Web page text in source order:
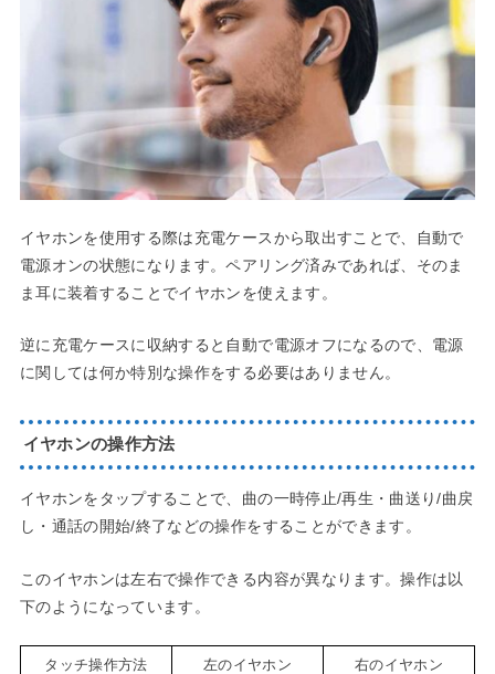
イヤホンを使用する際は充電ケースから取出すことで、自動で
電源オンの状態になります。ペアリング済みであれば、そのま
ま耳に装着することでイヤホンを使えます。
逆に充電ケースに収納すると自動で電源オフになるので、電源
に関しては何か特別な操作をする必要はありません。
イヤホンの操作方法
イヤホンをタップすることで、曲の一時停止/再生・曲送り/曲戻
し・通話の開始/終了などの操作をすることができます。
このイヤホンは左右で操作できる内容が異なります。操作は以
下のようになっています。
タッチ操作方法 左のイヤホン 右のイヤホン